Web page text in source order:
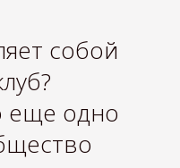
собой
еще одно